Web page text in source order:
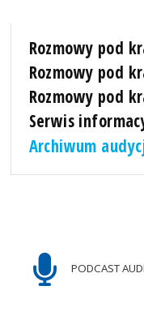
Rozmowy pod
Rozmowy pod
Rozmowy pod
Serwis
Archiwum
PODCAST